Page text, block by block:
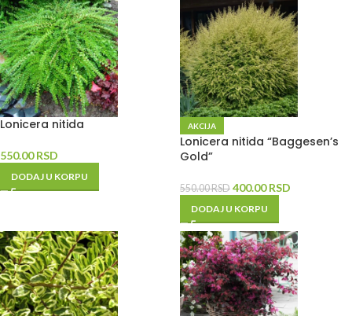
Lonicera nitida
550.00RSD
DODAJ U KORPU
AKCIJA
Lonicera nitida “Baggesen’s
Gold”
550.00RSD 400.00RSD
DODAJ U KORPU